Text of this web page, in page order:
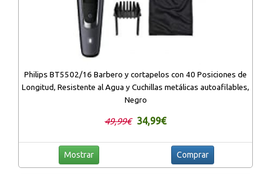
Philips BT5502/16 Barbero y cortapelos con 40 Posiciones de
Longitud, Resistente al Agua y Cuchillas metálicas autoafilables,
Negro
49,99€ 34,99€
Mostrar Comprar